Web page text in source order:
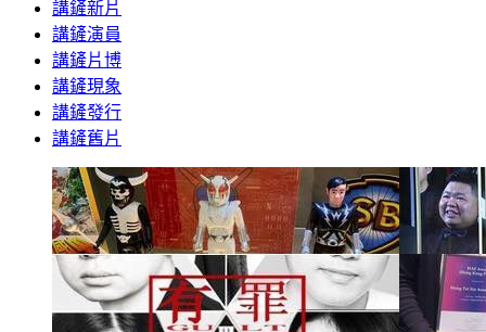
講鏟新片
講鏟演員
講鏟片博
講鏟現象
講鏟發行
講鏟舊片